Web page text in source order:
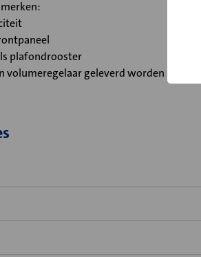
plafondrooster
volumeregelaar geleverd worden